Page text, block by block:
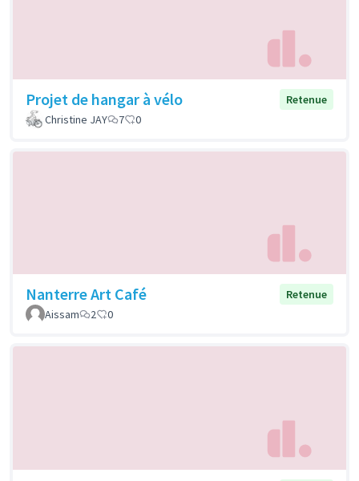
Projet de hangar à vélo
Retenue
Christine JAY
7 0
Nanterre Art Café
Retenue
Aissam
2 0